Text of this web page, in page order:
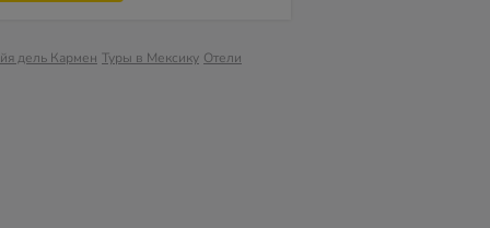
дель Кармен Туры в Мексику Отели